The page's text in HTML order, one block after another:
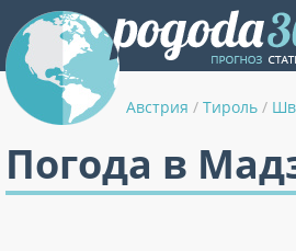
Австрия / Тироль /
Погода в